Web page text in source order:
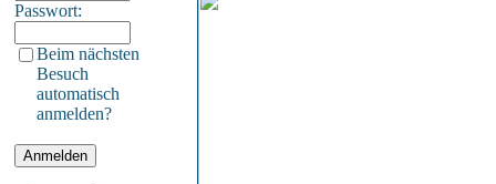
Passwort:
Beim nächsten
Besuch
automatisch
anmelden?